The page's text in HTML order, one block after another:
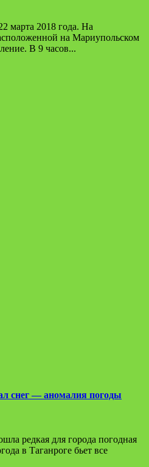
марта 2018 года. На
на Мариупольском
В 9 часов...
снег — аномалия погоды
редкая для города погодная
в Таганроге бьет все